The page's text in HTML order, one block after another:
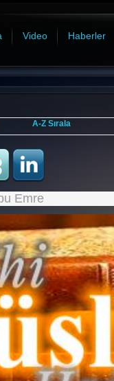
Video Haberler
A-Z Sırala
Emre